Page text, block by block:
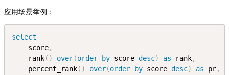
应用场景举例：
select
    score
,
    rank
( ) over(order by score desc) as rank,
    percent_rank
( ) over(order by score desc) as pr,